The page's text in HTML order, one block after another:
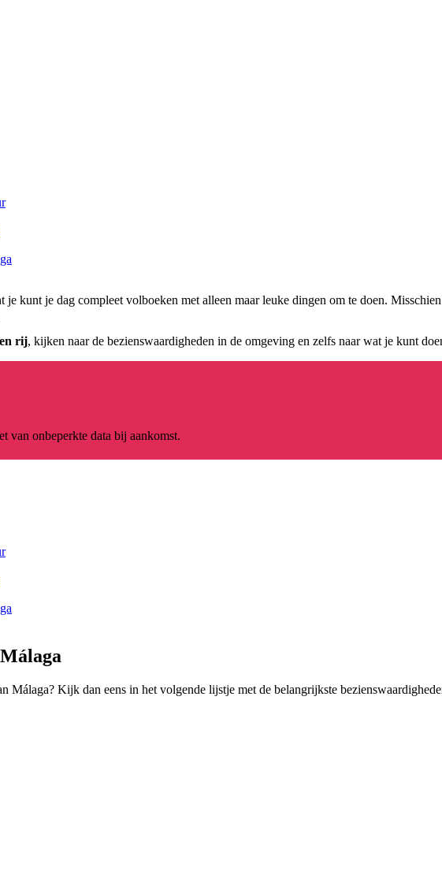
kunt je dag compleet volboeken met alleen maar leuke dingen om te doen.
rij, kijken naar de bezienswaardigheden in de omgeving en zelfs naar wat je kunt
van onbeperkte data bij aankomst.
Málaga? Kijk dan eens in het volgende lijstje met de belangrijkste